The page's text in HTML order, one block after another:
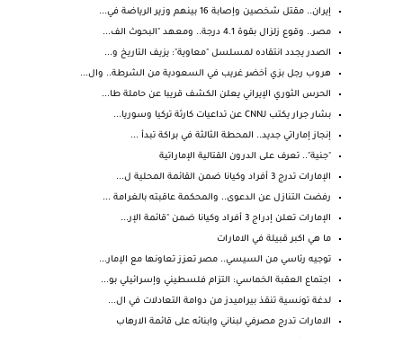
إيران.. مقتل شخصين وإصابة 16 بينهم وزير الرياضة في...
مصر.. وقوع زلزال بقوة 4.1 درجة.. ومعهد "البحوث الف...
الصدر يجدد انتقاده لمسلسل "معاوية": يزيف التاريخ و...
هروب رجل بزي أخضر غريب في السعودية من الشرطة.. وال...
الحرس الثوري الإيراني يعلن الكشف قريبا عن حاملة طا...
بشار جرار يكتب لـCNN عن تداعيات كارثة تركيا وسوريا...
إنجاز إماراتي جديد.. المحطة الثالثة في براكة تبدأ ...
"جنية".. تعرف على الدرون القتالية الإماراتية
الإمارات تدرج 3 أفراد وكيانا ضمن القائمة المحلية ل...
رفضت التنازل عن الدعوى.. والمحكمة عاقبته بالغرامة ...
الإمارات تعلن إدراج 3 أفراد وكيانا ضمن "قائمة الإر...
ما هي اكبر قبيلة في الامارات
توجيه رئاسي من السيسي.. مصر تعزز تعاونها مع الإمار...
اجتماع العقبة الخماسي: التزام فلسطيني وإسرائيلي بو...
لدغة تونسية تنقذ بيراميدز من دوامة التعادلات في ال...
الامارات تدرج مصرفي لبناني وابنائه على قائمة الارهاب